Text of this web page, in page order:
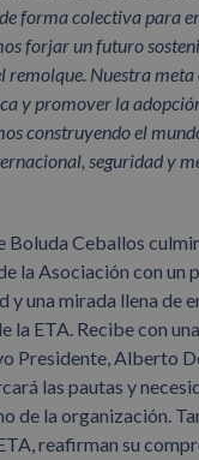
forma colectiva para
forjar un futuro
remolque. Nuestra meta
y promover la
construyendo el
seguridad y
Boluda Ceballos
la Asociación con un
y una mirada llena de
la ETA. Recibe con
Presidente, Alberto
las pautas y
de la organización.
reafirman su